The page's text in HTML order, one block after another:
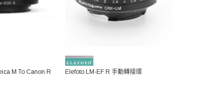
M To Canon R
Elefoto LM-EF R 手動轉接環